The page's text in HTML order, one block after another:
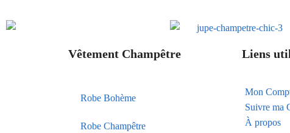
Vêtement Champêtre
Robe Bohème
Robe Champêtre
Liens
Mon
Suivre ma
À propos